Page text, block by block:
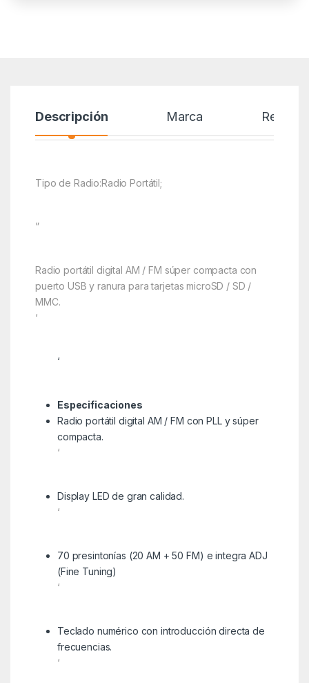
Descripción Marca Reseñas
Tipo de Radio:Radio Portátil;
”
Radio portátil digital AM / FM súper compacta con
puerto USB y ranura para tarjetas microSD / SD /
MMC.
‘
‘
Especificaciones
Radio portátil digital AM / FM con PLL y súper
compacta.
‘
Display LED de gran calidad.
‘
70 presintonías (20 AM + 50 FM) e integra ADJ
(Fine Tuning)
‘
Teclado numérico con introducción directa de
frecuencias.
‘